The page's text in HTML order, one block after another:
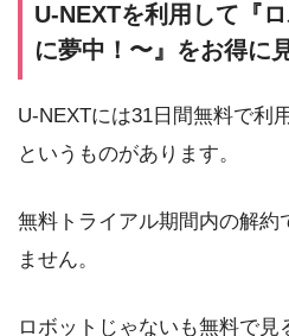
U-NEXTを利用して『
に夢中！〜』をお得に
U-NEXTには31日間無料で利
というものがあります。
無料トライアル期間内の解約
ません。
ロボットじゃないも無料で見